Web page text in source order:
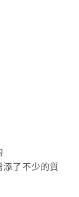
了不少的質